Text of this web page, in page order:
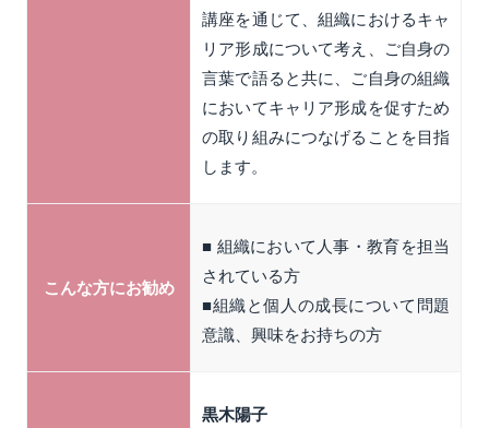
講座を通じて、組織におけるキャ
リア形成について考え、ご自身の
言葉で語ると共に、ご自身の組織
においてキャリア形成を促すため
の取り組みにつなげることを目指
します。
こんな方にお勧め
■ 組織において人事・教育を担当
されている方
■組織と個人の成長について問題
意識、興味をお持ちの方
黒木陽子